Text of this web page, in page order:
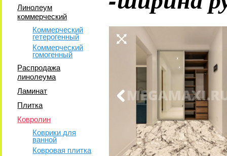
Линолеум
коммерческий
Коммерческий
гетерогенный
Коммерческий
гомогенный
Распродажа
линолеума
Ламинат
Плитка
Ковролин
Коврики для
ванной
Ковровая плитка